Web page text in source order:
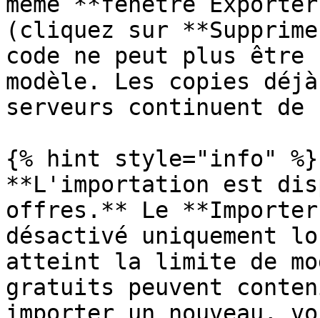
(cliquez sur
code ne peut plus
modèle. Les copies
serveurs continuent
{% hint style="info" %}
**L'importation est
offres.** Le **Importer
désactivé uniquement
atteint la limite de
gratuits peuvent